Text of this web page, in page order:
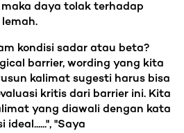
daya tolak terhadap
kondisi sadar atau beta?
barrier, wording yang kita
kalimat sugesti harus bisa
kritis dari barrier ini. Kita
yang diawali dengan kata
ideal......", "Saya